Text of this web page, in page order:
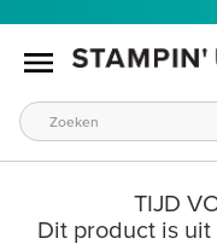
TIJD
Dit product is